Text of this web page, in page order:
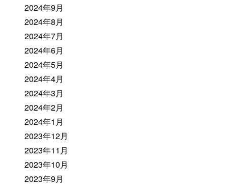
2024年9月
2024年8月
2024年7月
2024年6月
2024年5月
2024年4月
2024年3月
2024年2月
2024年1月
2023年12月
2023年11月
2023年10月
2023年9月